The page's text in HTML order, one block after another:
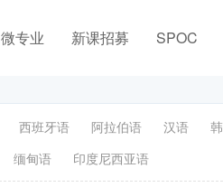
微专业 新课招募 SPOC
西班牙语 阿拉伯语 汉语
缅甸语 印度尼西亚语